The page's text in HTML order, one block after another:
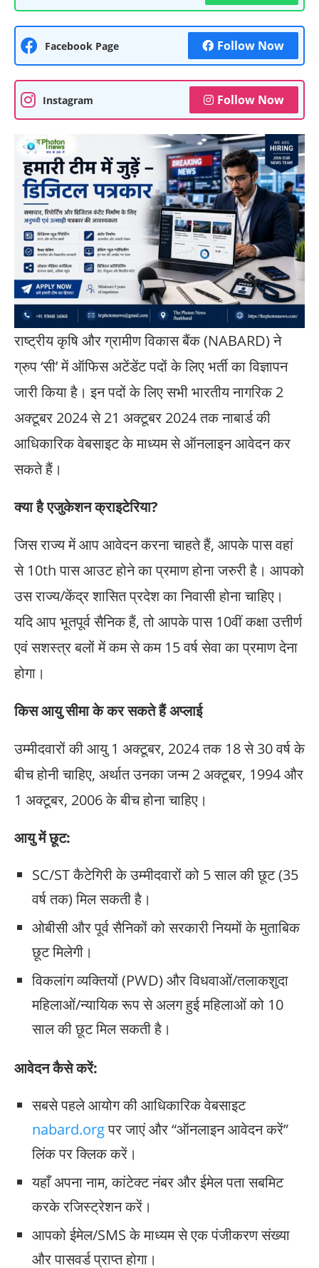
Facebook Page Follow Now
Instagram Follow Now
राष्ट्रीय कृषि और ग्रामीण विकास बैंक (NABARD) ने
ग्रुप ‘सी’ में ऑफिस अटेंडेंट पदों के लिए भर्ती का विज्ञापन
जारी किया है। इन पदों के लिए सभी भारतीय नागरिक 2
अक्टूबर 2024 से 21 अक्टूबर 2024 तक नाबार्ड की
आधिकारिक वेबसाइट के माध्यम से ऑनलाइन आवेदन कर
सकते हैं।
क्या है एजुकेशन क्राइटेरिया?
जिस राज्य में आप आवेदन करना चाहते हैं, आपके पास वहां
से 10th पास आउट होने का प्रमाण होना जरुरी है। आपको
उस राज्य/केंद्र शासित प्रदेश का निवासी होना चाहिए।
यदि आप भूतपूर्व सैनिक हैं, तो आपके पास 10वीं कक्षा उत्तीर्ण
एवं सशस्त्र बलों में कम से कम 15 वर्ष सेवा का प्रमाण देना
होगा।
किस आयु सीमा के कर सकते हैं अप्लाई
उम्मीदवारों की आयु 1 अक्टूबर, 2024 तक 18 से 30 वर्ष के
बीच होनी चाहिए, अर्थात उनका जन्म 2 अक्टूबर, 1994 और
1 अक्टूबर, 2006 के बीच होना चाहिए।
आयु में छूट:
SC/ST कैटेगिरी के उम्मीदवारों को 5 साल की छूट (35
वर्ष तक) मिल सकती है।
ओबीसी और पूर्व सैनिकों को सरकारी नियमों के मुताबिक
छूट मिलेगी।
विकलांग व्यक्तियों (PWD) और विधवाओं/तलाकशुदा
महिलाओं/न्यायिक रूप से अलग हुई महिलाओं को 10
साल की छूट मिल सकती है।
आवेदन कैसे करें:
सबसे पहले आयोग की आधिकारिक वेबसाइट
nabard.orgपर जाएं और “ऑनलाइन आवेदन करें”
लिंक पर क्लिक करें।
यहाँ अपना नाम, कांटेक्ट नंबर और ईमेल पता सबमिट
करके रजिस्ट्रेशन करें।
आपको ईमेल/SMS के माध्यम से एक पंजीकरण संख्या
और पासवर्ड प्राप्त होगा।